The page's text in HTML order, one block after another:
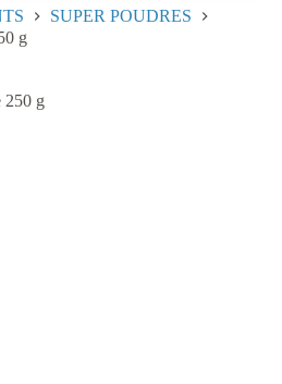
SUPER POUDRES
g